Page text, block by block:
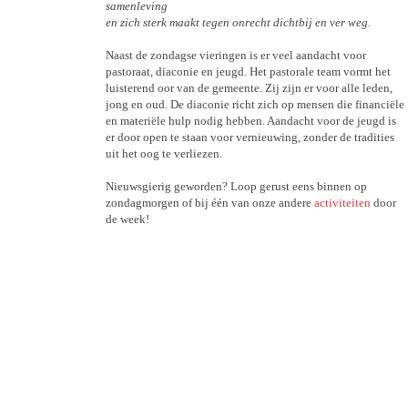
samenleving
en zich sterk maakt tegen onrecht dichtbij en ver weg.
Naast de zondagse vieringen is er veel aandacht voor
pastoraat, diaconie en jeugd. Het pastorale team vormt het
luisterend oor van de gemeente. Zij zijn er voor alle leden,
jong en oud. De diaconie richt zich op mensen die financiële
en materiële hulp nodig hebben. Aandacht voor de jeugd is
er door open te staan voor vernieuwing, zonder de tradities
uit het oog te verliezen.
Nieuwsgierig geworden? Loop gerust eens binnen op
zondagmorgen of bij één van onze andere activiteiten door
de week!